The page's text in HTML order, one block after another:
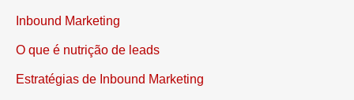
Inbound Marketing
O que é nutrição de leads
Estratégias de Inbound Marketing